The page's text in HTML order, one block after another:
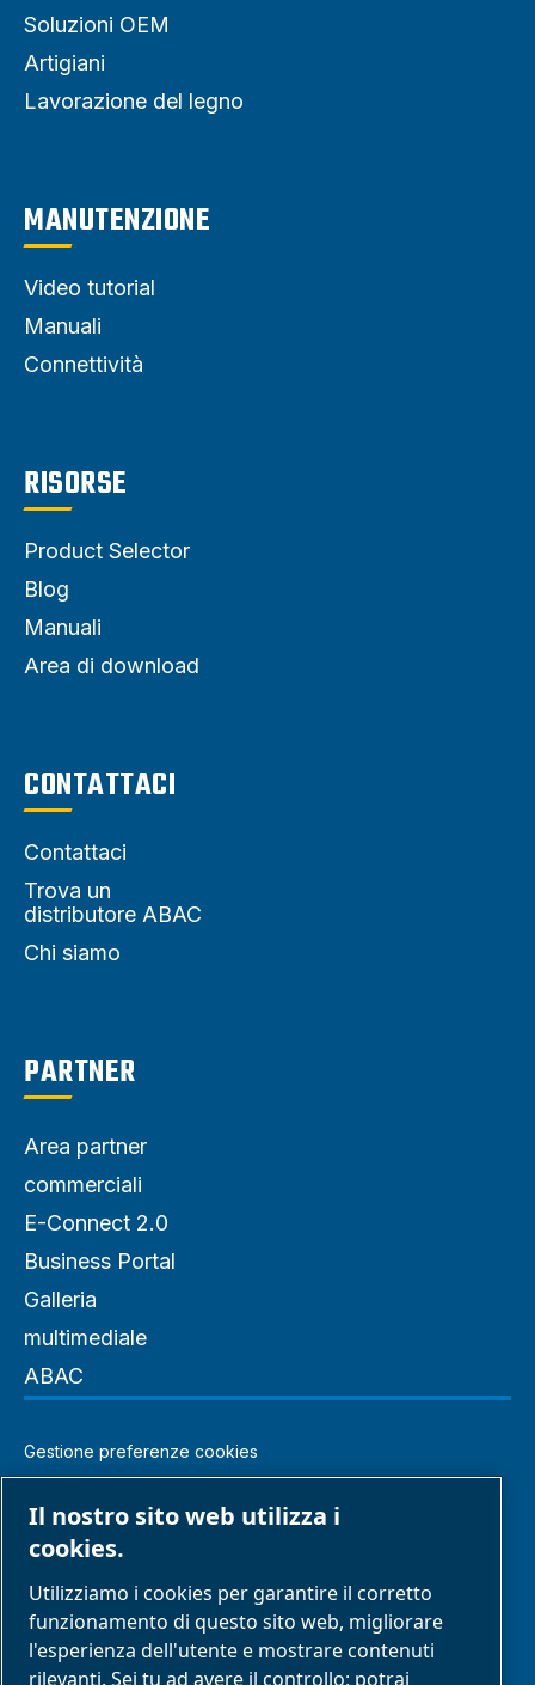
Soluzioni OEM
Artigiani
Lavorazione del legno
MANUTENZIONE
Video tutorial
Manuali
Connettività
RISORSE
Product Selector
Blog
Manuali
Area di download
CONTATTACI
Contattaci
Trova un
distributore ABAC
Chi siamo
PARTNER
Area partner
commerciali
E-Connect 2.0
Business Portal
Galleria
multimediale
ABAC
Gestione preferenze cookies
Segnalazione di comportamenti inappropriati
Reclami
Il nostro sito web utilizza i
cookies.
Utilizziamo i cookies per garantire il corretto
funzionamento di questo sito web, migliorare
l'esperienza dell'utente e mostrare contenuti
rilevanti. Sei tu ad avere il controllo: potrai